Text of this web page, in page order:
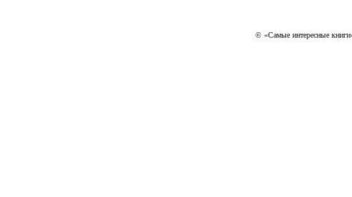
© «Самые интересные